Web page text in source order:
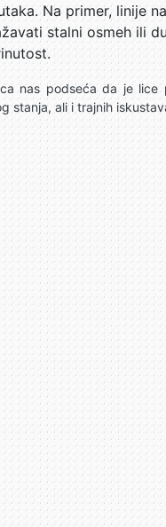
Na primer, linije
stalni osmeh ili
nas podseća da je lice
stanja, ali i trajnih